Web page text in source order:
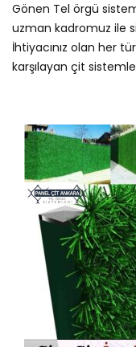
Gönen Tel örgü
uzman kadromuz ile
İhtiyacınız olan her
karşılayan çit